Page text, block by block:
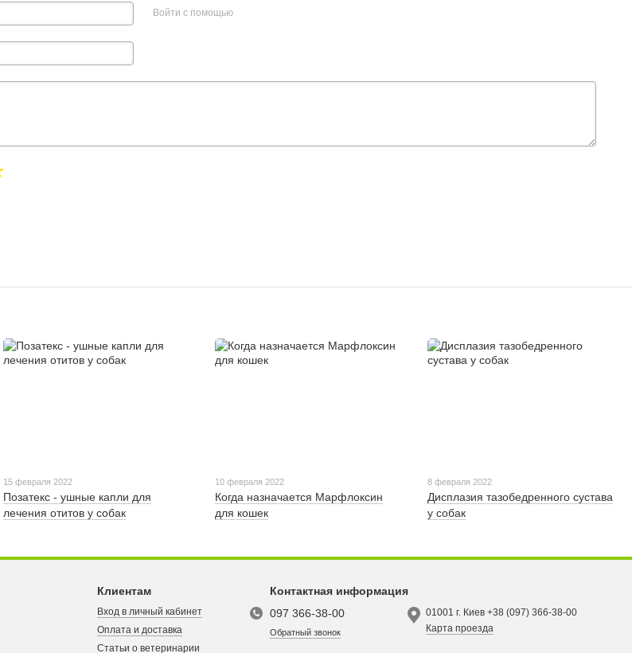
Войти с помощью
15 февраля 2022
Позатекс - ушные капли для
лечения отитов у собак
10 февраля 2022
Когда назначается Марфлоксин
для кошек
8 февраля 2022
Дисплазия тазобедренного сустава
у собак
Клиентам
Вход в личный кабинет
Оплата и доставка
Статьи о ветеринарии
Контактная информация
097 366-38-00
Обратный звонок
01001 г. Киев +38 (097) 366-38-00
Карта проезда